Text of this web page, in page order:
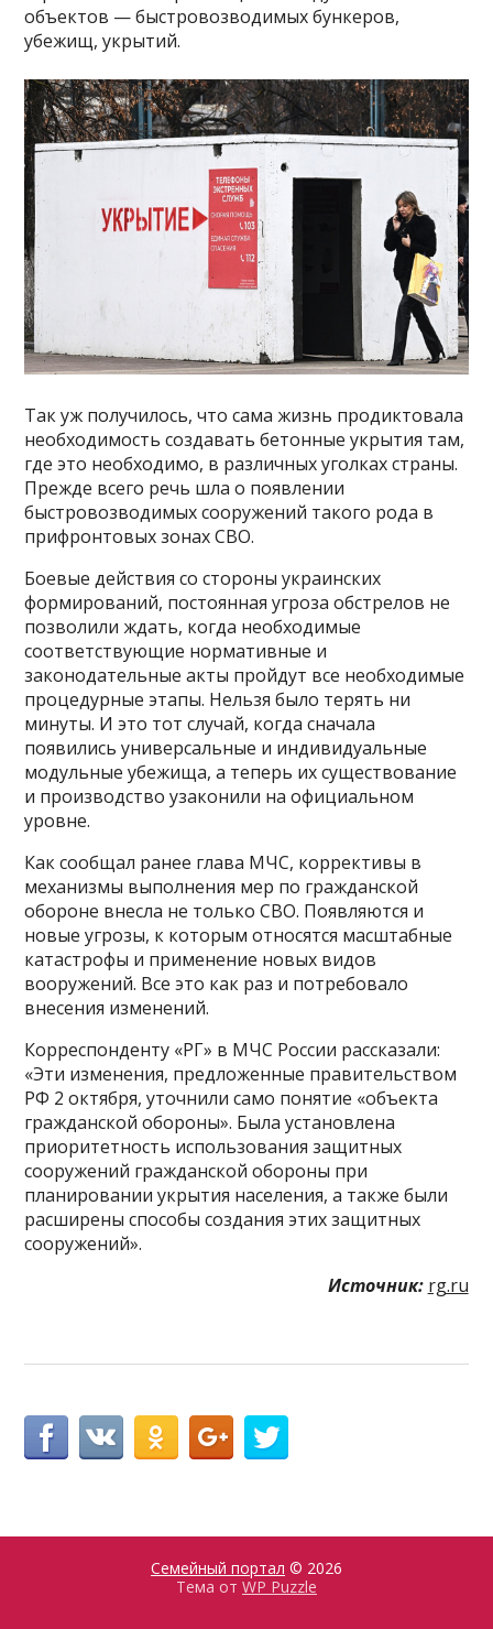
объектов — быстровозводимых бункеров,
убежищ, укрытий.
Так уж получилось, что сама жизнь продиктовала
необходимость создавать бетонные укрытия там,
где это необходимо, в различных уголках страны.
Прежде всего речь шла о появлении
быстровозводимых сооружений такого рода в
прифронтовых зонах СВО.
Боевые действия со стороны украинских
формирований, постоянная угроза обстрелов не
позволили ждать, когда необходимые
соответствующие нормативные и
законодательные акты пройдут все необходимые
процедурные этапы. Нельзя было терять ни
минуты. И это тот случай, когда сначала
появились универсальные и индивидуальные
модульные убежища, а теперь их существование
и производство узаконили на официальном
уровне.
Как сообщал ранее глава МЧС, коррективы в
механизмы выполнения мер по гражданской
обороне внесла не только СВО. Появляются и
новые угрозы, к которым относятся масштабные
катастрофы и применение новых видов
вооружений. Все это как раз и потребовало
внесения изменений.
Корреспонденту «РГ» в МЧС России рассказали:
«Эти изменения, предложенные правительством
РФ 2 октября, уточнили само понятие «объекта
гражданской обороны». Была установлена
приоритетность использования защитных
сооружений гражданской обороны при
планировании укрытия населения, а также были
расширены способы создания этих защитных
сооружений».
Источник: rg.ru
Семейный портал © 2026
Тема от WP Puzzle